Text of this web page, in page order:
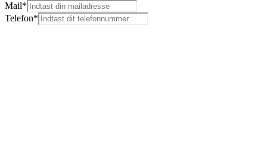
Mail*
Telefon*